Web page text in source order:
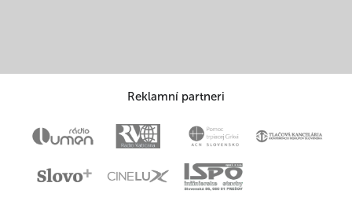
Reklamní partneri